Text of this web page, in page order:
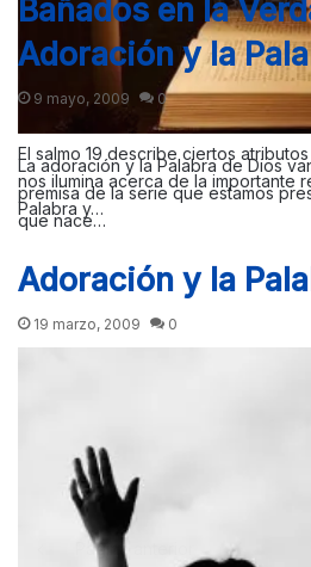
La adoración y la Palabra de Dios
premisa de la serie que estamos
que nace…
Bañados en la
Adoración y la
9 mayo, 2009 0
El salmo 19 describe ciertos
nos ilumina acerca de la importante
Palabra y…
Adoración y la
19 marzo, 2009 0
Página anterior